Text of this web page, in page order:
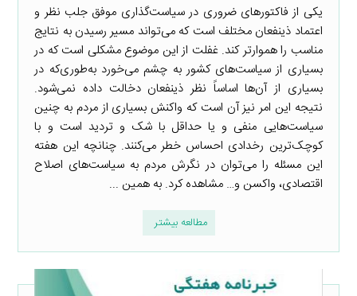
یکی از فاکتورهای ضروری در سیاست‌گذاری موفق جلب نظر و
اعتماد ذینفعان مختلف است که می‌تواند مسیر رسیدن به نتایج
مناسب را هموارتر کند. غفلت از این موضوع مشکلی است که در
بسیاری از سیاست‌های کشور به چشم می‌خورد به‌طوری‌که در
بسیاری از آن‌ها اساساً نظر ذینفعان دخالت داده نمی‌شود.
نتیجه این امر نیز آن است که واکنش بسیاری از مردم به چنین
سیاست‌هایی منفی و یا حداقل با شک و تردید است و با
کوچک‌ترین رخدادی احساس خطر می‌کنند. چنانچه این هفته
این مسئله را می‌توان در نگرش مردم به سیاست‌های اصلاح
اقتصادی، واکسن و… مشاهده کرد. به همین ...
مطالعه بیشتر